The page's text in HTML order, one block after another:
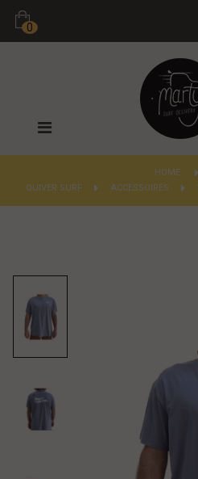
0
Basculer
HOME
QUIVER SURF
> ACCESSOIRES >